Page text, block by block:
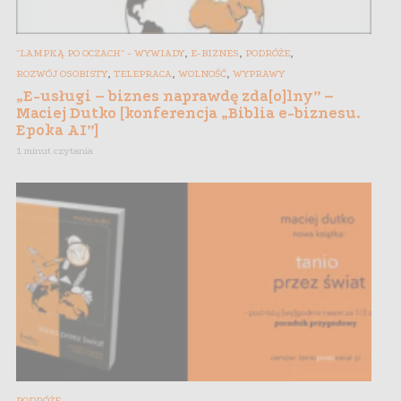
"LAMPKĄ PO OCZACH" - WYWIADY, E-BIZNES PODRÓŻE
ROZWÓJ OSOBISTY, TELEPRACA WOLNOŚĆ WYPRAWY
„E-usługi – biznes naprawdę zda[o]lny” –
Maciej Dutko [konferencja „Biblia e-biznesu.
Epoka AI”]
1 minut czytania